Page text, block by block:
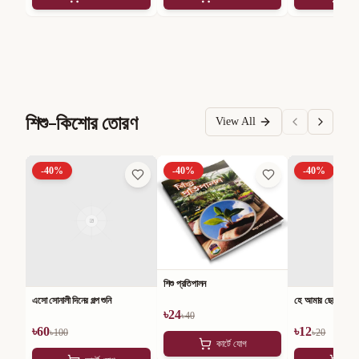
শিশু-কিশোর তোরণ View All
-40%
এসো সোনালী দিনের গল্প শুনি
৳60৳100
-40%
শিশু প্রতিপালন
৳24৳40
কার্টে যোগ
-40%
হে আমার ছেলে
৳12৳20